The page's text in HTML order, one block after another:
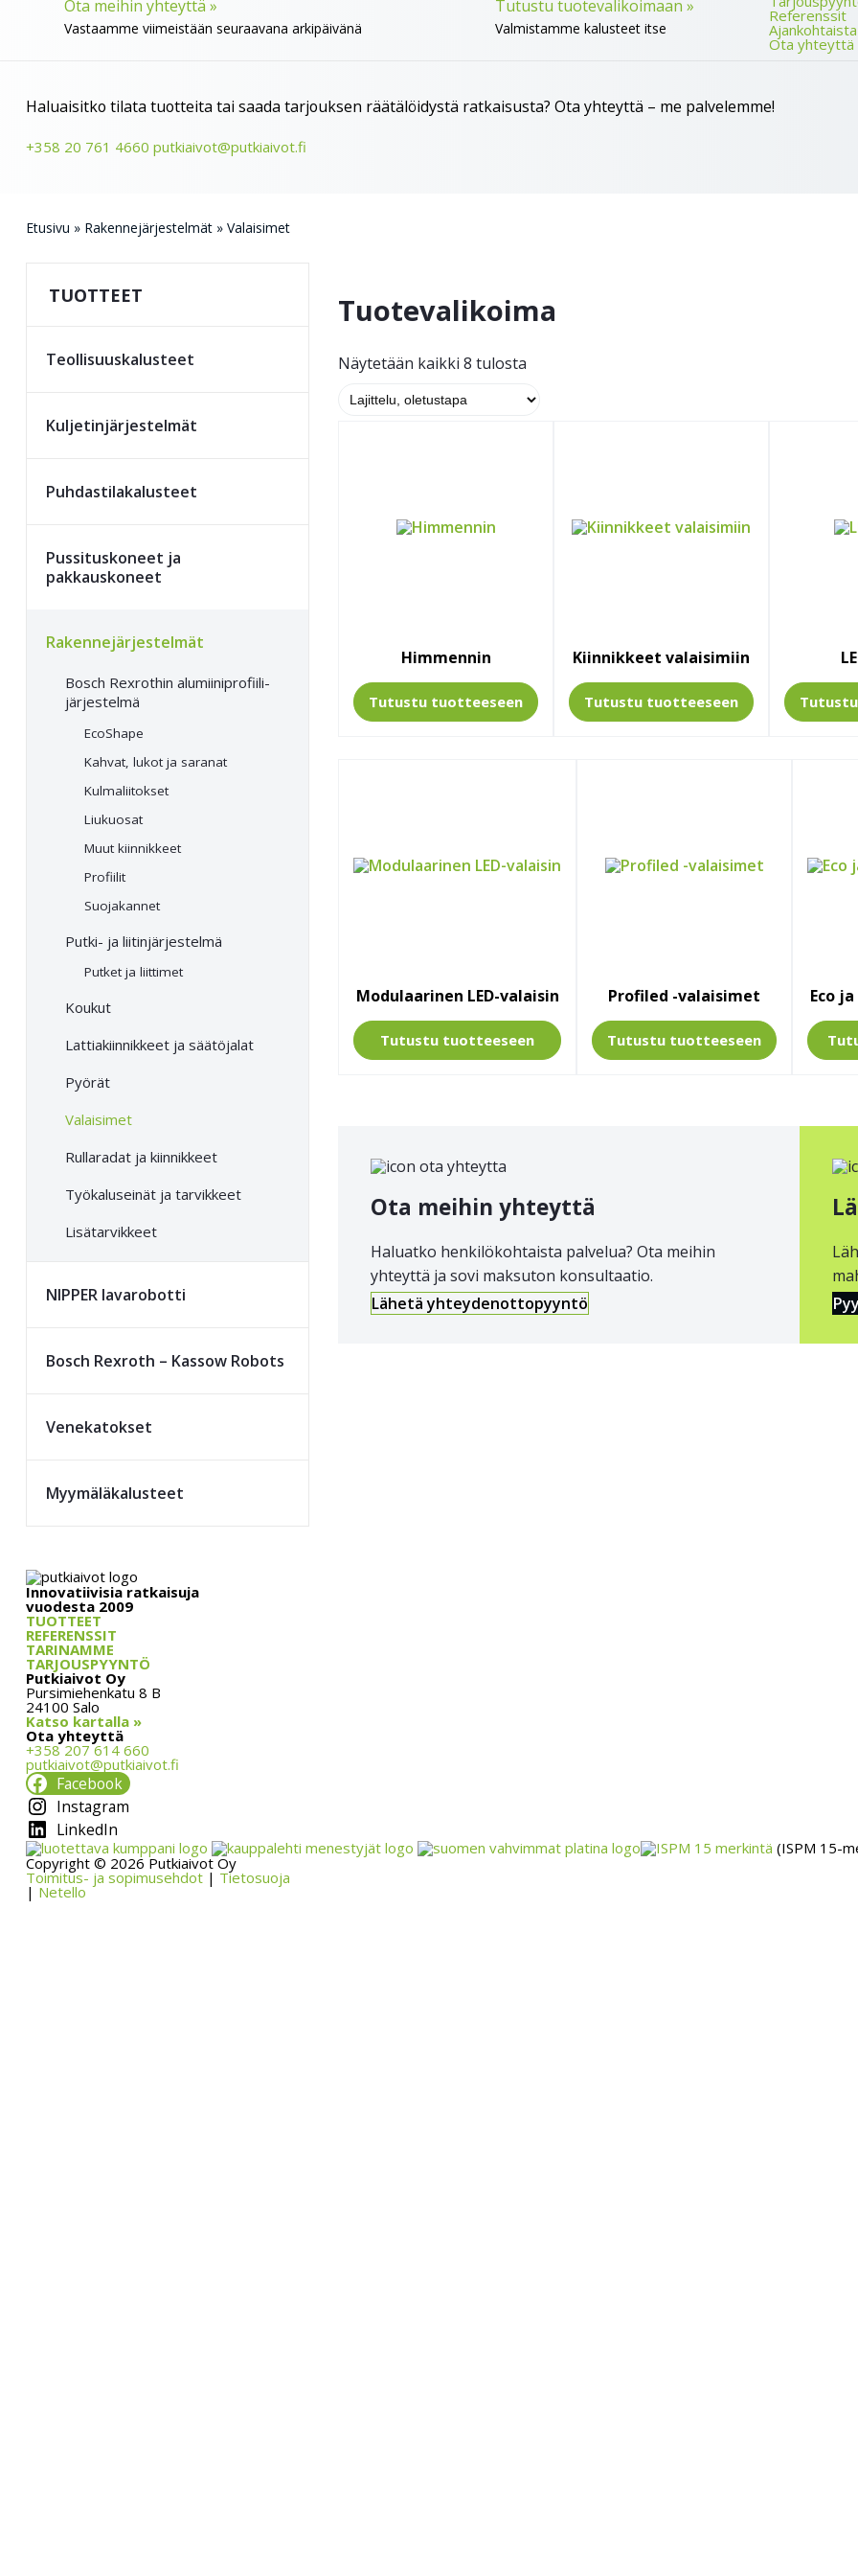
Referenssit
Ajankohtaista
Ota yhteyttä
Ota meihin yhteyttä »
Vastaamme viimeistään seuraavana arkipäivänä
Tutustu tuotevalikoimaan »
Valmistamme kalusteet itse
Haluaisitko tilata tuotteita tai saada tarjouksen räätälöidystä ratkaisusta? Ota yhteyttä – me palvelemme!
+358 20 761 4660 putkiaivot@putkiaivot.fi
Etusivu » Rakenne­järjestelmät » Valaisimet
TUOTTEET
Teollisuus­kalusteet
Kuljetin­järjestelmät
Puhdastila­kalusteet
Pussitus­koneet ja
pakkauskoneet
Rakenne­järjestelmät
Bosch Rexrothin alumiini­profiili­
järjestelmä
EcoShape
Kahvat, lukot ja saranat
Kulmaliitokset
Liukuosat
Muut kiinnikkeet
Profiilit
Suojakannet
Putki- ja liitin­järjestelmä
Putket ja liittimet
Koukut
Lattia­kiinnikkeet ja säätö­jalat
Pyörät
Valaisimet
Rullaradat ja kiinnikkeet
Työkalu­seinät ja tarvikkeet
Lisätarvikkeet
NIPPER lava­robotti
Bosch Rexroth – Kassow Robots
Vene­katokset
Myymäläkalusteet
Tuotevalikoima
Näytetään kaikki 8 tulosta
Himmennin
Tutustu tuotteeseen
Kiinnikkeet valaisimiin
Tutustu tuotteeseen Tutustu
Modulaarinen LED-valaisin
Tutustu tuotteeseen
Profiled -valaisimet
Tutustu tuotteeseen
Eco
Ota meihin yhteyttä
Haluatko henkilökohtaista palvelua? Ota meihin
yhteyttä ja sovi maksuton konsultaatio.
Lähetä yhteydenottopyyntö
Innovatiivisia ratkaisuja
vuodesta 2009
TUOTTEET
REFERENSSIT
TARINAMME
TARJOUSPYYNTÖ
Putkiaivot Oy
Pursimiehenkatu 8 B
24100 Salo
Katso kartalla »
Ota yhteyttä
+358 207 614 660
putkiaivot@putkiaivot.fi
Facebook
Instagram
LinkedIn
(ISPM 15-
Copyright © 2026 Putkiaivot Oy
Toimitus- ja sopimusehdot | Tietosuoja
| Netello